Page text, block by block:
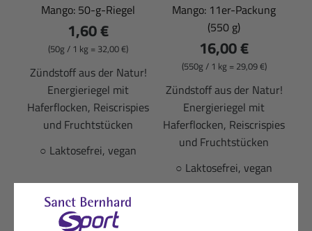
Mango: 50-g-Riegel
1,60 €
(50g / 1 kg = 32,00 €)
Zündstoff aus der Natur!
Energieriegel mit
Haferflocken, Reiscrispies
und Fruchtstücken
○ Laktosefrei, vegan
Mango: 11er-Packung
(550 g)
16,00 €
(550g / 1 kg = 29,09 €)
Zündstoff aus der Natur!
Energieriegel mit
Haferflocken, Reiscrispies
und Fruchtstücken
○ Laktosefrei, vegan